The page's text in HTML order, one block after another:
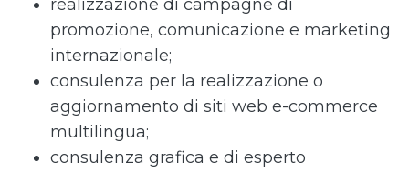
realizzazione di campagne di
promozione, comunicazione e marketing
internazionale;
consulenza per la realizzazione o
aggiornamento di siti web e-commerce
multilingua;
consulenza grafica e di esperto